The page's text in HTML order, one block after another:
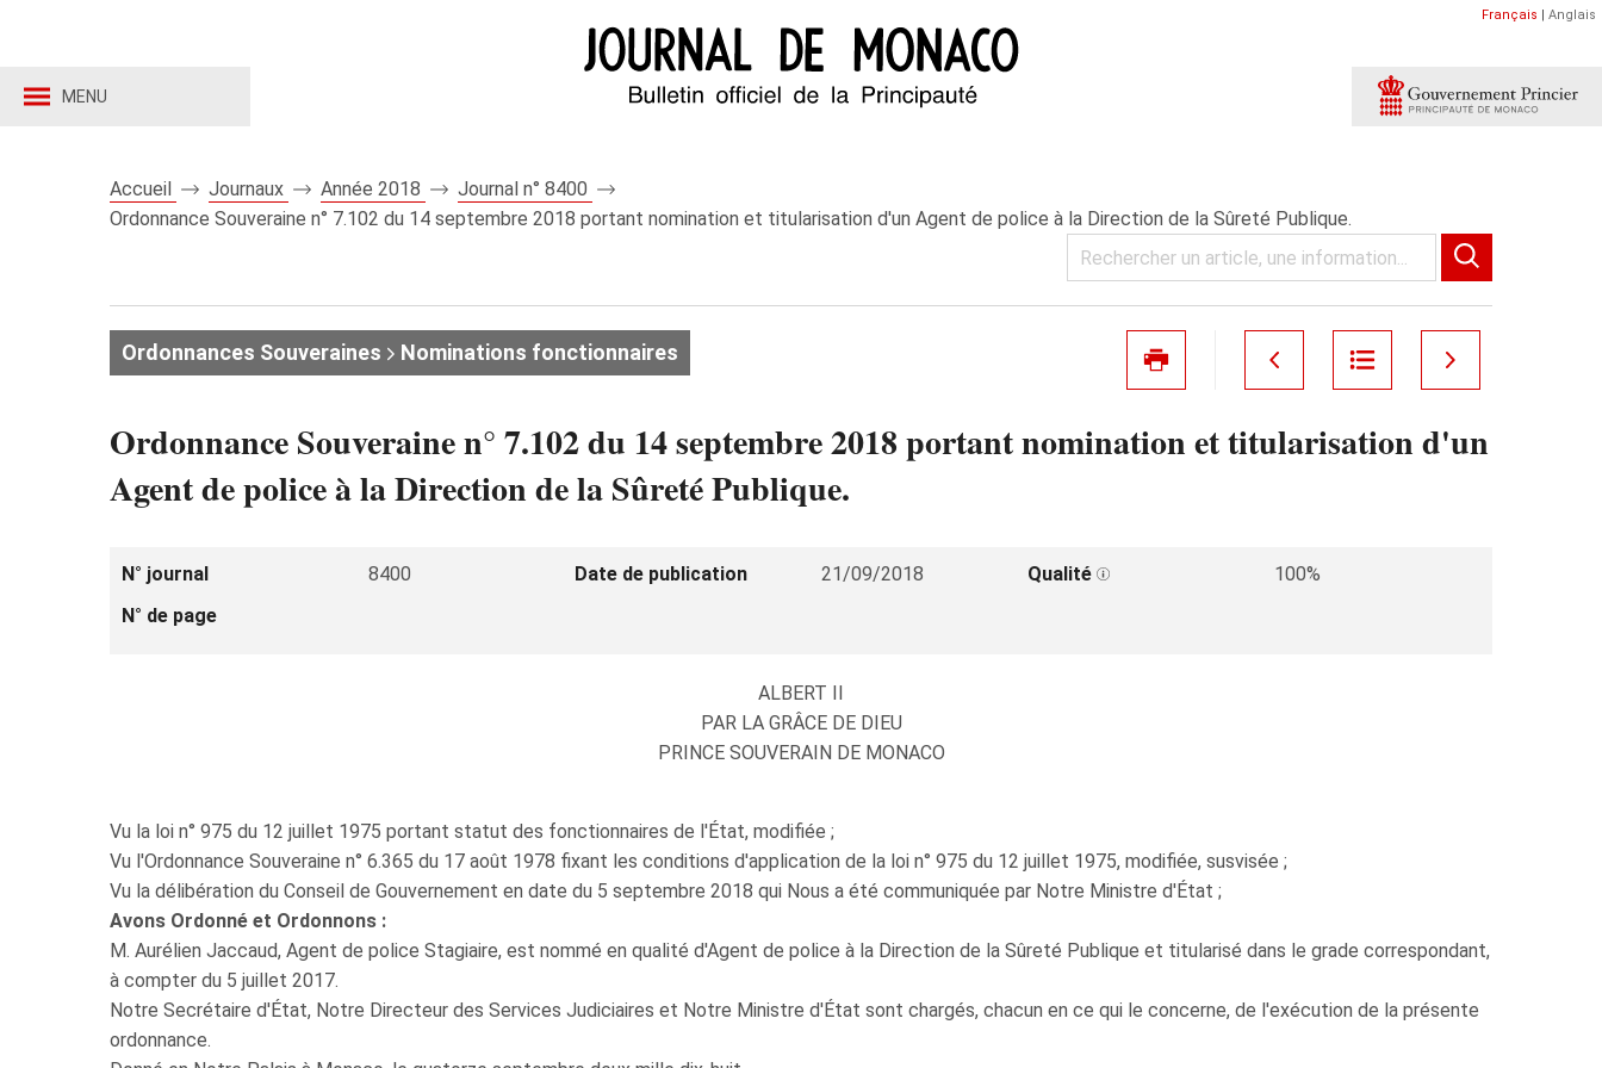
MENU
Français | Anglais
Accueil Journaux Année 2018
Journal n° 8400
Ordonnance Souveraine n° 7.102 du 14 septembre 2018 portant nomination et titularisation d'un Agent de police à la Direction de la Sûreté Publique.
Ordonnances Souveraines Nominations fonctionnaires
Ordonnance Souveraine n° 7.102 du 14 septembre 2018 portant nomination et titularisation d'un
Agent de police à la Direction de la Sûreté Publique.
N° journal 8400 Date de publication 21/09/2018 Qualité
100%
N° de page
ALBERT II
PAR LA GRÂCE DE DIEU
PRINCE SOUVERAIN DE MONACO
Vu la loi n° 975 du 12 juillet 1975 portant statut des fonctionnaires de l'État, modifiée ;
Vu l'Ordonnance Souveraine n° 6.365 du 17 août 1978 fixant les conditions d'application de la loi n° 975 du 12 juillet 1975, modifiée, susvisée ;
Vu la délibération du Conseil de Gouvernement en date du 5 septembre 2018 qui Nous a été communiquée par Notre Ministre d'État ;
Avons Ordonné et Ordonnons :
M. Aurélien Jaccaud, Agent de police Stagiaire, est nommé en qualité d'Agent de police à la Direction de la Sûreté Publique et titularisé dans le grade correspondant,
à compter du 5 juillet 2017.
Notre Secrétaire d'État, Notre Directeur des Services Judiciaires et Notre Ministre d'État sont chargés, chacun en ce qui le concerne, de l'exécution de la présente
ordonnance.